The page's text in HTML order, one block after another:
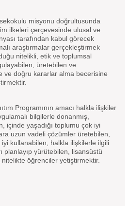
misyonu doğrultusunda
ilkeleri çerçevesinde ulusal ve
tarafından kabul görecek
araştırmalar gerçekleştirmek
nitelikli, etik ve toplumsal
üretebilen ve
ve doğru kararlar alma becerisine
Programının amacı halkla ilişkiler
bilgilerle donanmış,
içinde yaşadığı toplumu çok iyi
uzun vadeli çözümler üretebilen,
kullanabilen, halkla ilişkilerle ilgili
planlayıp yürütebilen, lisansüstü
öğrenciler yetiştirmektir.